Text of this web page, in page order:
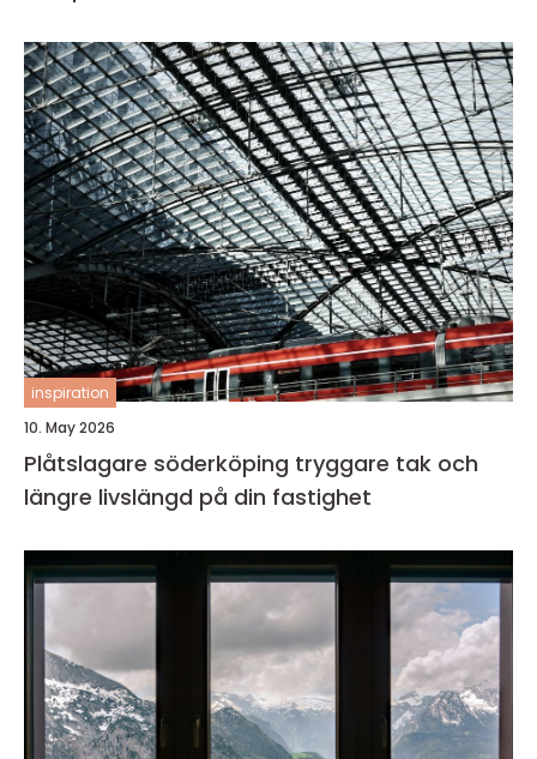
inspiration
10. May 2026
Plåtslagare söderköping tryggare tak och
längre livslängd på din fastighet